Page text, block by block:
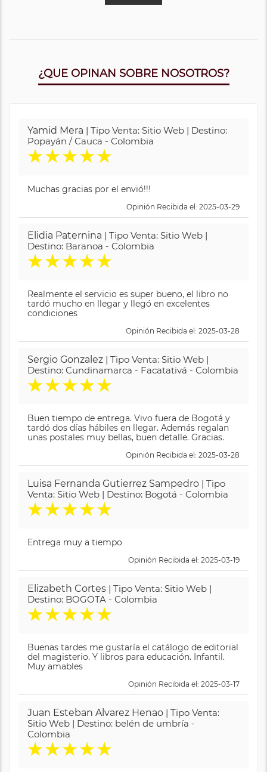
¿QUE OPINAN SOBRE NOSOTROS?
Yamid Mera | Tipo Venta: Sitio Web | Destino:
Popayán / Cauca - Colombia
★★★★★
Muchas gracias por el envió!!!
Opinión Recibida el: 2025-03-29
Elidia Paternina | Tipo Venta: Sitio Web |
Destino: Baranoa - Colombia
★★★★★
Realmente el servicio es super bueno, el libro no
tardó mucho en llegar y llegó en excelentes
condiciones
Opinión Recibida el: 2025-03-28
Sergio Gonzalez | Tipo Venta: Sitio Web |
Destino: Cundinamarca - Facatativá - Colombia
★★★★★
Buen tiempo de entrega. Vivo fuera de Bogotá y
tardó dos días hábiles en llegar. Además regalan
unas postales muy bellas, buen detalle. Gracias.
Opinión Recibida el: 2025-03-28
Luisa Fernanda Gutierrez Sampedro | Tipo
Venta: Sitio Web | Destino: Bogotá - Colombia
★★★★★
Entrega muy a tiempo
Opinión Recibida el: 2025-03-19
Elizabeth Cortes | Tipo Venta: Sitio Web |
Destino: BOGOTA - Colombia
★★★★★
Buenas tardes me gustaría el catálogo de editorial
del magisterio. Y libros para educación. Infantil.
Muy amables
Opinión Recibida el: 2025-03-17
Juan Esteban Alvarez Henao | Tipo Venta:
Sitio Web | Destino: belén de umbría -
Colombia
★★★★★